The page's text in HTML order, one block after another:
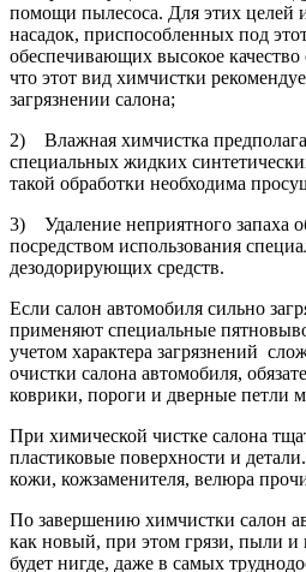
помощи пылесоса. Для этих целей
насадок, приспособленных под
обеспечивающих высокое
что этот вид химчистки
загрязнении салона;
2) Влажная химчистка
специальных жидких
такой обработки необходима
3) Удаление неприятного запаха
посредством использования
дезодорирующих средств.
Если салон автомобиля сильно
применяют специальные
учетом характера загрязнений
очистки салона автомобиля,
коврики, пороги и дверные петли
При химической чистке салона
пластиковые поверхности и
кожи, кожзаменителя, велюра
По завершению химчистки салон
как новый, при этом грязи, пыли и
будет нигде, даже в самых